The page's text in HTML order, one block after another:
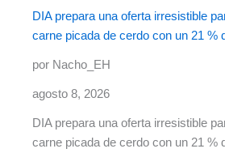
DIA prepara una oferta irresistible
carne picada de cerdo con un 21 %
por Nacho_EH
agosto 8, 2026
DIA prepara una oferta irresistible
carne picada de cerdo con un 21 %